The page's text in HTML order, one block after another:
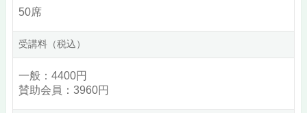
50席
受講料（税込）
一般：4400円
賛助会員：3960円